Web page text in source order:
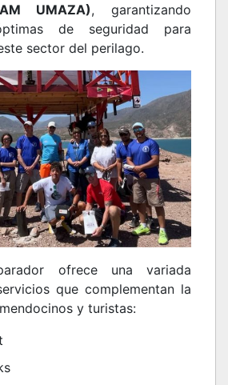
UMAZA), garantizando
de seguridad para
sector del perilago.
ofrece una variada
que complementan la
y turistas: